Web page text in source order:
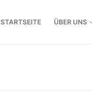
STARTSEITE ÜBER UNS